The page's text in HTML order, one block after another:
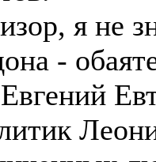
я не
-